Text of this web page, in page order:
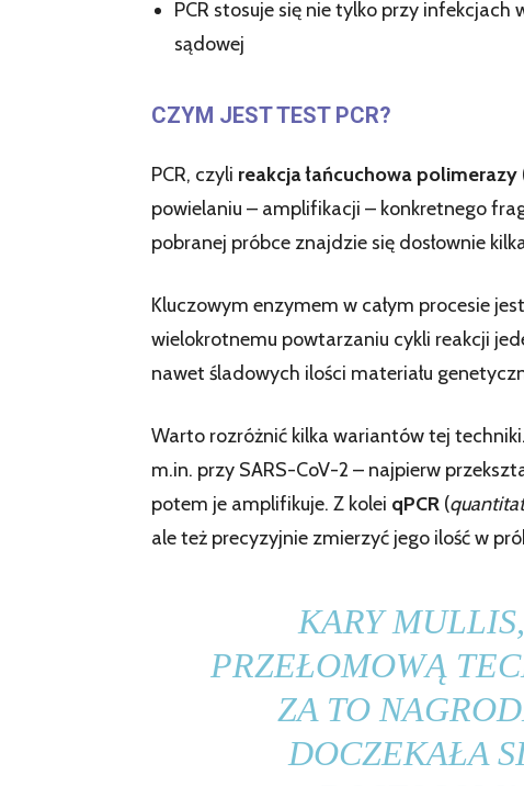
PCR stosuje się nie tylko przy
sądowej
CZYM JEST TEST PCR?
PCR, czyli reakcja łańcuchowa polimerazy
powielaniu – amplifikacji – konkretnego
pobranej próbce znajdzie się dosłownie
Kluczowym enzymem w całym procesie jest
wielokrotnemu powtarzaniu cykli reakcji
nawet śladowych ilości materiału
Warto rozróżnić kilka wariantów tej
m.in. przy SARS-CoV-2 – najpierw
potem je amplifikuje. Z kolei qPCR (
ale też precyzyjnie zmierzyć jego ilość w
KARY
PRZEŁOMOWĄ
ZA TO
DOCZEKAŁA